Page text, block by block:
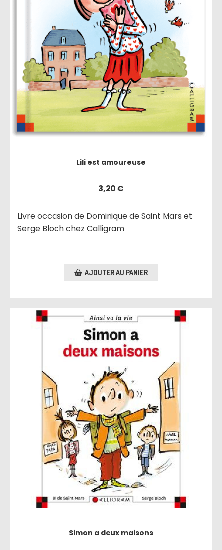
Lili est amoureuse
3,20€
Livre occasion de Dominique de Saint Mars et
Serge Bloch chez Calligram
AJOUTER AU PANIER
Simon a deux maisons